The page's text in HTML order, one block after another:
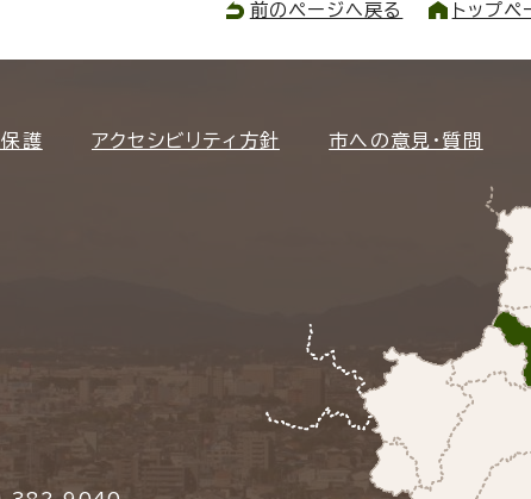
前のページへ戻る トップ
護 アクセシビリティ方針 市への意見・質問